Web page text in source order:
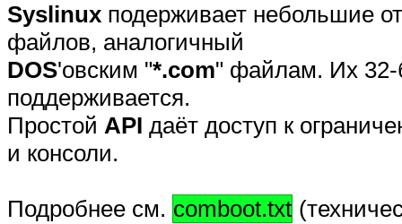
Syslinux подерживает небольшие
файлов, аналогичный
DOS'овским "*.com" файлам. Их 32-
поддерживается.
Простой API даёт доступ к
и консоли.
Подробнее см. comboot.txt